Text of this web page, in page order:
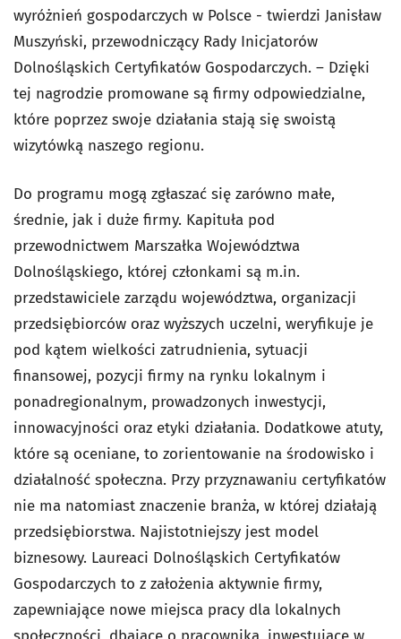
wyróżnień gospodarczych w Polsce - twierdzi Janisław
Muszyński, przewodniczący Rady Inicjatorów
Dolnośląskich Certyfikatów Gospodarczych. – Dzięki
tej nagrodzie promowane są firmy odpowiedzialne,
które poprzez swoje działania stają się swoistą
wizytówką naszego regionu.
Do programu mogą zgłaszać się zarówno małe,
średnie, jak i duże firmy. Kapituła pod
przewodnictwem Marszałka Województwa
Dolnośląskiego, której członkami są m.in.
przedstawiciele zarządu województwa, organizacji
przedsiębiorców oraz wyższych uczelni, weryfikuje je
pod kątem wielkości zatrudnienia, sytuacji
finansowej, pozycji firmy na rynku lokalnym i
ponadregionalnym, prowadzonych inwestycji,
innowacyjności oraz etyki działania. Dodatkowe atuty,
które są oceniane, to zorientowanie na środowisko i
działalność społeczna. Przy przyznawaniu certyfikatów
nie ma natomiast znaczenie branża, w której działają
przedsiębiorstwa. Najistotniejszy jest model
biznesowy. Laureaci Dolnośląskich Certyfikatów
Gospodarczych to z założenia aktywnie firmy,
zapewniające nowe miejsca pracy dla lokalnych